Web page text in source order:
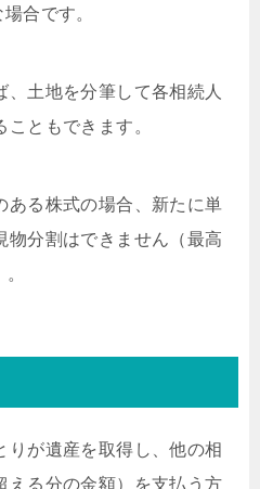
合です。
土地を分筆して各相続人
ともできます。
ある株式の場合、新たに単
物分割はできません（最高
りが遺産を取得し、他の相
える分の金額）を支払う方